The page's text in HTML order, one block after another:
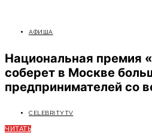
АФИША
Национальная премия
соберет в Москве
предпринимателей со
CELEBRITYTV
ЧИТАТЬ